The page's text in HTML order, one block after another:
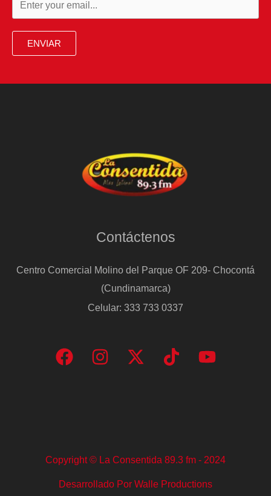
ENVIAR
Contáctenos
Centro Comercial Molino del Parque OF 209- Chocontá
(Cundinamarca)
Celular: 333 733 0337
Copyright © La Consentida 89.3 fm - 2024
Desarrollado Por Walle Productions